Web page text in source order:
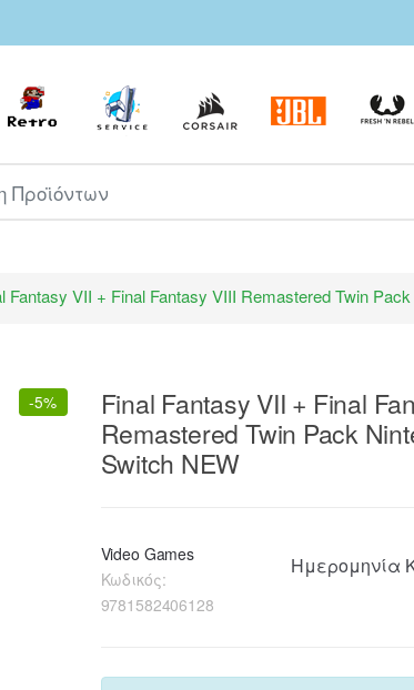
Fantasy VII + Final Fantasy VIII Remastered Twin
-5%
Final Fantasy VII + Final
Remastered Twin Pack
Switch NEW
Video Games
Κωδικός:
9781582406128
Ημερομηνία